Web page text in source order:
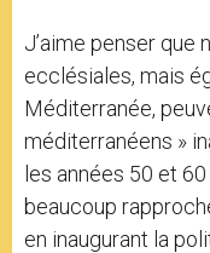
J’aime penser que
ecclésiales, mais
Méditerranée,
méditerranéens »
les années 50 et
beaucoup
en inaugurant la